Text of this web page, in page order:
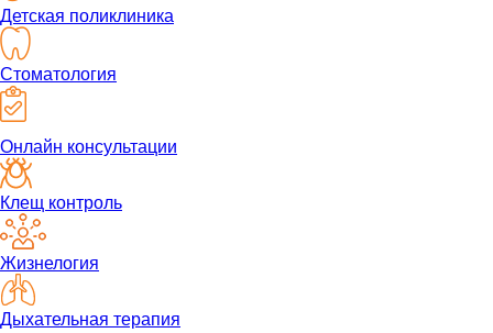
Детская поликлиника
Стоматология
Онлайн консультации
Клещ контроль
Жизнелогия
Дыхательная терапия